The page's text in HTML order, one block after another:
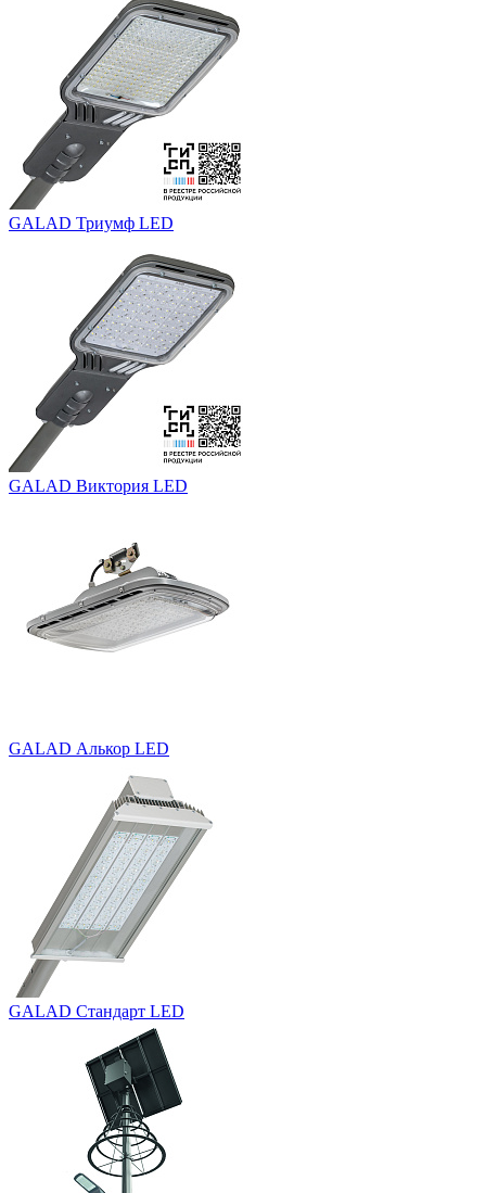
GALAD Триумф LED
GALAD Виктория LED
GALAD Алькор LED
GALAD Стандарт LED